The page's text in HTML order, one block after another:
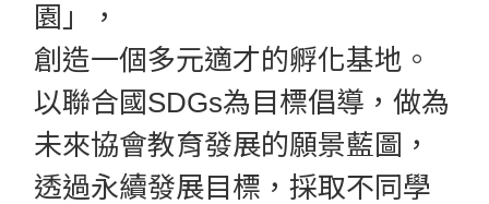
園」，
創造一個多元適才的孵化基地。
以聯合國SDGs為目標倡導，做為
未來協會教育發展的願景藍圖，
透過永續發展目標，採取不同學